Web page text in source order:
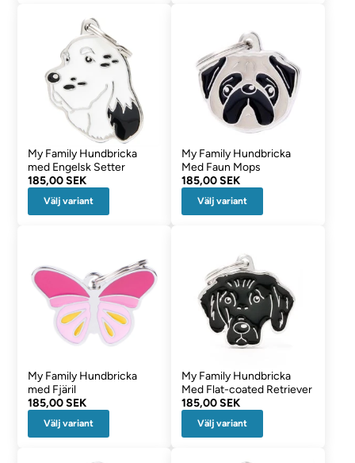
My Family Hundbricka
med Engelsk Setter
185,00 SEK
Välj variant
My Family Hundbricka
Med Faun Mops
185,00 SEK
Välj variant
My Family Hundbricka
med Fjäril
185,00 SEK
Välj variant
My Family Hundbricka
Med Flat-coated Retriever
185,00 SEK
Välj variant